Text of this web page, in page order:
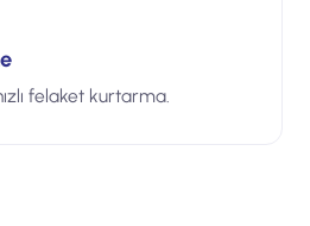
felaket kurtarma.